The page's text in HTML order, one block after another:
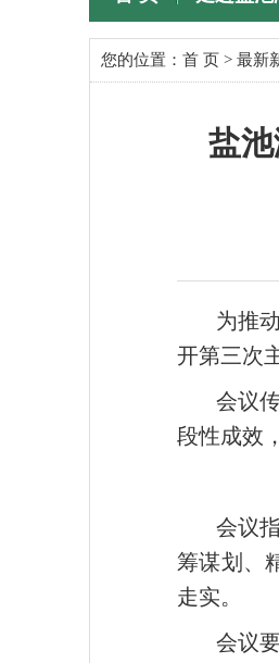
专题专栏
您的位置： 首 页 > 最新
盐
为推
开第三次
会议
段性成效
会议
筹谋划、
走实。
会议